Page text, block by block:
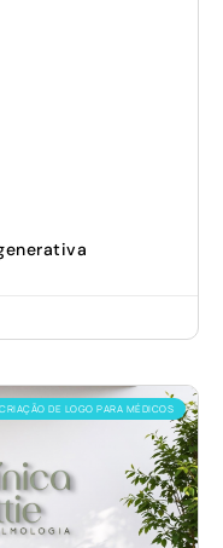
CRIAÇÃO DE LOGO PARA MÉDICOS